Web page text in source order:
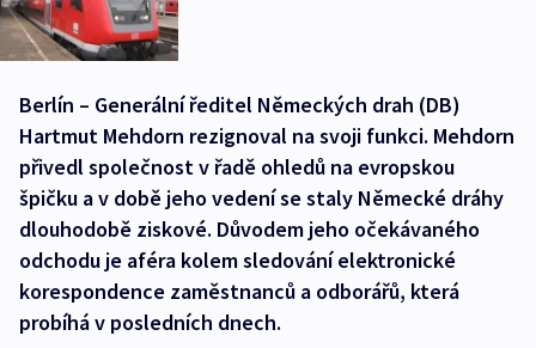
Berlín – Generální ředitel Německých drah (DB)
Hartmut Mehdorn rezignoval na svoji funkci. Mehdorn
přivedl společnost v řadě ohledů na evropskou
špičku a v době jeho vedení se staly Německé dráhy
dlouhodobě ziskové. Důvodem jeho očekávaného
odchodu je aféra kolem sledování elektronické
korespondence zaměstnanců a odborářů, která
probíhá v posledních dnech.